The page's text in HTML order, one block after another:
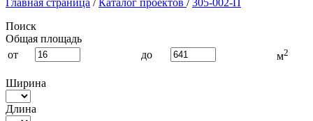
Главная страница / Каталог проектов / 305-002-П
Поиск
Общая площадь
от
до м2
Ширина
Длина